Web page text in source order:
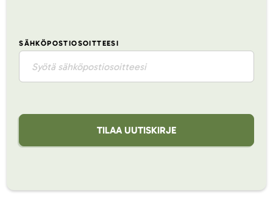
SÄHKÖPOSTIOSOITTEESI
TILAA UUTISKIRJE